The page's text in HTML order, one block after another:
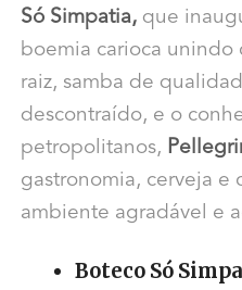
Só Simpatia,que
boemia carioca unindo
raiz, samba de
descontraído, e o
petropolitanos,
gastronomia, cerveja
ambiente agradável e
Boteco Só